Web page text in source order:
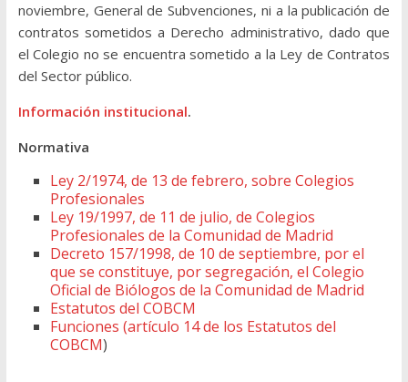
noviembre, General de Subvenciones, ni a la publicación de
contratos sometidos a Derecho administrativo, dado que
el Colegio no se encuentra sometido a la Ley de Contratos
del Sector público.
Información institucional.
Normativa
Ley 2/1974, de 13 de febrero, sobre Colegios
Profesionales
Ley 19/1997, de 11 de julio, de Colegios
Profesionales de la Comunidad de Madrid
Decreto 157/1998, de 10 de septiembre, por el
que se constituye, por segregación, el Colegio
Oficial de Biólogos de la Comunidad de Madrid
Estatutos del COBCM
Funciones (artículo 14 de los Estatutos del
COBCM)